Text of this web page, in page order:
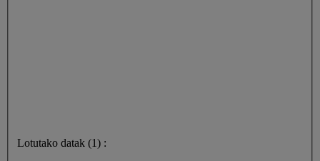
Lotutako datak (1) :